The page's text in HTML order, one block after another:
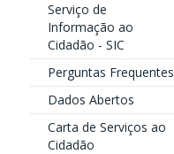
Serviço de
Informação ao
Cidadão - SIC
Perguntas Frequentes
Dados Abertos
Carta de Serviços ao
Cidadão